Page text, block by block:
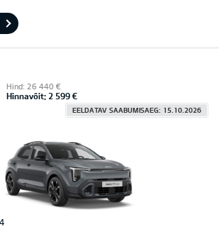
Hind: 26 440 €
Hinnavõit: 2 599 €
EELDATAV SAABUMISAEG: 15.10.2026